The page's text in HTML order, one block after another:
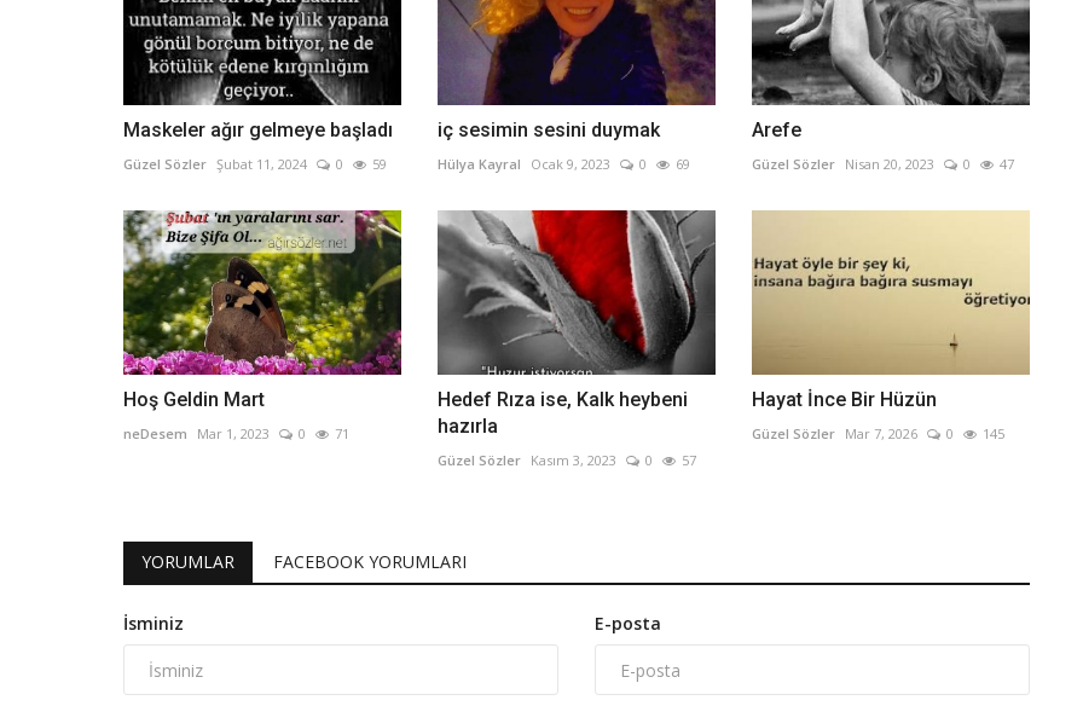
Maskeler ağır gelmeye başladı
Güzel Sözler Şubat 11, 2024 0 59
iç sesimin sesini duymak
Hülya Kayral Ocak 9, 2023 0 69
Arefe
Güzel Sözler Nisan 20, 2023 0 47
Hoş Geldin Mart
neDesem Mar 1, 2023 0 71
Hedef Rıza ise, Kalk heybeni
hazırla
Güzel Sözler Kasım 3, 2023 0 57
Hayat İnce Bir Hüzün
Güzel Sözler Mar 7, 2026 0 145
YORUMLAR FACEBOOK YORUMLARI
İsminiz E-posta